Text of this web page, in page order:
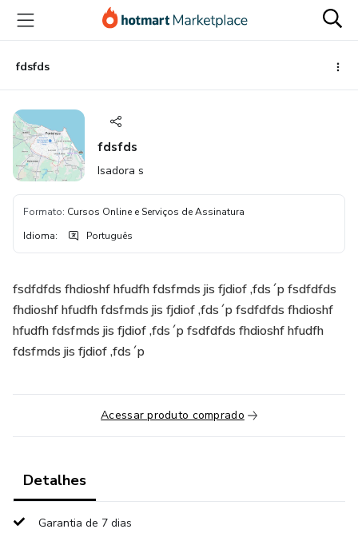
para
conteúdo
principal
para
pagamento
para
rodapé
fdsfds
fdsfds
Isadora s
Formato: Cursos Online e Serviços de Assinatura
Idioma: Português
fsdfdfds fhdioshf hfudfh fdsfmds jis fjdiof ,fds´p fsdfdfds
fhdioshf hfudfh fdsfmds jis fjdiof ,fds´p fsdfdfds fhdioshf
hfudfh fdsfmds jis fjdiof ,fds´p fsdfdfds fhdioshf hfudfh
fdsfmds jis fjdiof ,fds´p
Acessar produto comprado
Detalhes
Garantia de 7 dias